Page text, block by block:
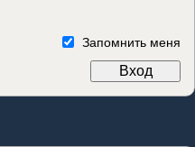
Запомнить меня